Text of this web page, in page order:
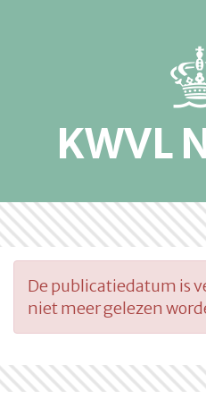
KWVL
De publicatiedatum is
niet meer gelezen